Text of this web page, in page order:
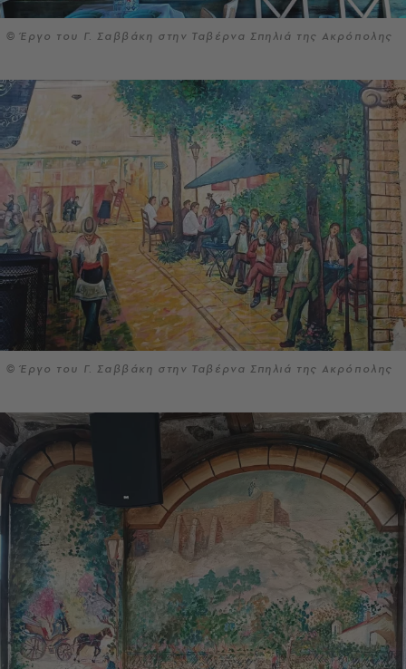
© Έργο του Γ. Σαββάκη στην Ταβέρνα Σπηλιά της Ακρόπολης
© Έργο του Γ. Σαββάκη στην Ταβέρνα Σπηλιά της Ακρόπολης